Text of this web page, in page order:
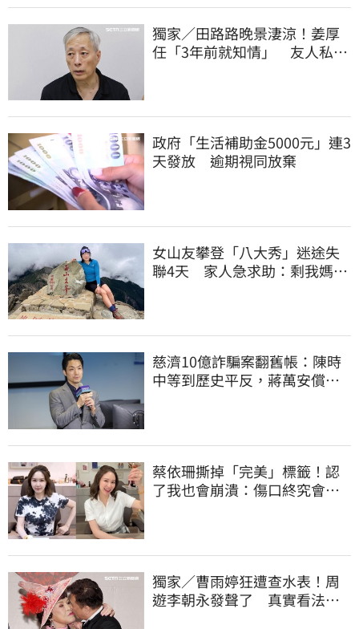
獨家／田路路晚景淒涼！姜厚
任「3年前就知情」 友人私下
政府「生活補助金5000元」連3
天發放 逾期視同放棄
女山友攀登「八大秀」迷途失
聯4天 家人急求助：剩我媽還
慈濟10億詐騙案翻舊帳：陳時
中等到歷史平反，蔣萬安償還
蔡依珊撕掉「完美」標籤！認
了我也會崩潰：傷口終究會癒
獨家／曹雨婷狂遭查水表！周
遊李朝永發聲了 真實看法曝